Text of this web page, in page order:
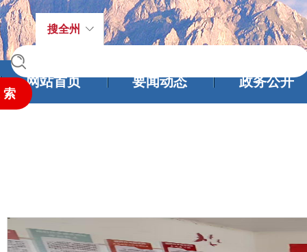
搜全州
网站首页 要闻动态 政务公开